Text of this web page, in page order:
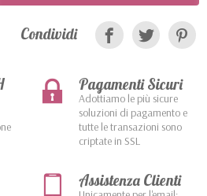
Condividi
Pagamenti Sicuri
Adottiamo le più sicure
soluzioni di pagamento e
tutte le transazioni sono
criptate in SSL
Assistenza Clienti